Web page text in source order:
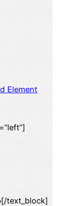
Element
[/text_block]